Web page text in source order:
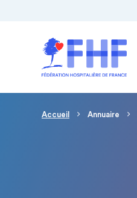
Fil d'Ariane
Accueil Annuaire